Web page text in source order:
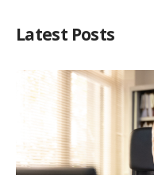
Latest Posts